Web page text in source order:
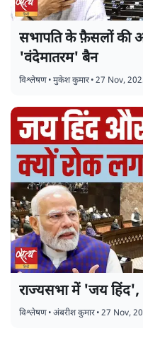
सभापति के फ़ैसलों की
'वंदेमातरम' बैन
विश्लेषण•मुकेश कुमार•27 Nov,
राज्यसभा में 'जय हिंद',
विश्लेषण•अंबरीश कुमार•27 Nov,